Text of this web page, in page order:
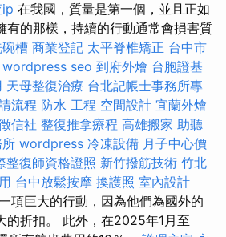
在我國，質量是第一個，並且正如
有的那樣，持續的行動通常會損害質
槽 商業登記 太平脊椎矯正 台中市
wordpress seo 到府外燴 台胞證基
天母整復治療 台北記帳士事務所專
流程 防水 工程 空間設計 宜蘭外燴
信社 整復推拿療程 高雄搬家 助聽
wordpress 冷凍設備 月子中心價
整復師資格證照 新竹撥筋技術 竹北
台中放鬆按摩 換護照 室內設計
項巨大的行動，因為他們為國外的
的折扣。 此外，在2025年1月至